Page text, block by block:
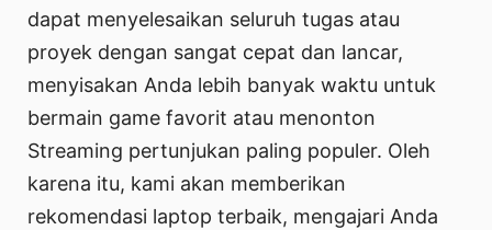
dapat menyelesaikan seluruh tugas atau
proyek dengan sangat cepat dan lancar,
menyisakan Anda lebih banyak waktu untuk
bermain game favorit atau menonton
Streaming pertunjukan paling populer. Oleh
karena itu, kami akan memberikan
rekomendasi laptop terbaik, mengajari Anda